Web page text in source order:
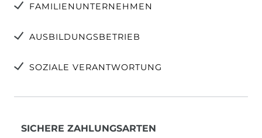
FAMILIENUNTERNEHMEN
AUSBILDUNGSBETRIEB
SOZIALE VERANTWORTUNG
SICHERE ZAHLUNGSARTEN